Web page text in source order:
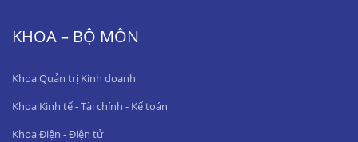
KHOA – BỘ MÔN
Khoa Quản trị Kinh doanh
Khoa Kinh tế - Tài chính - Kế toán
Khoa Điện - Điện tử